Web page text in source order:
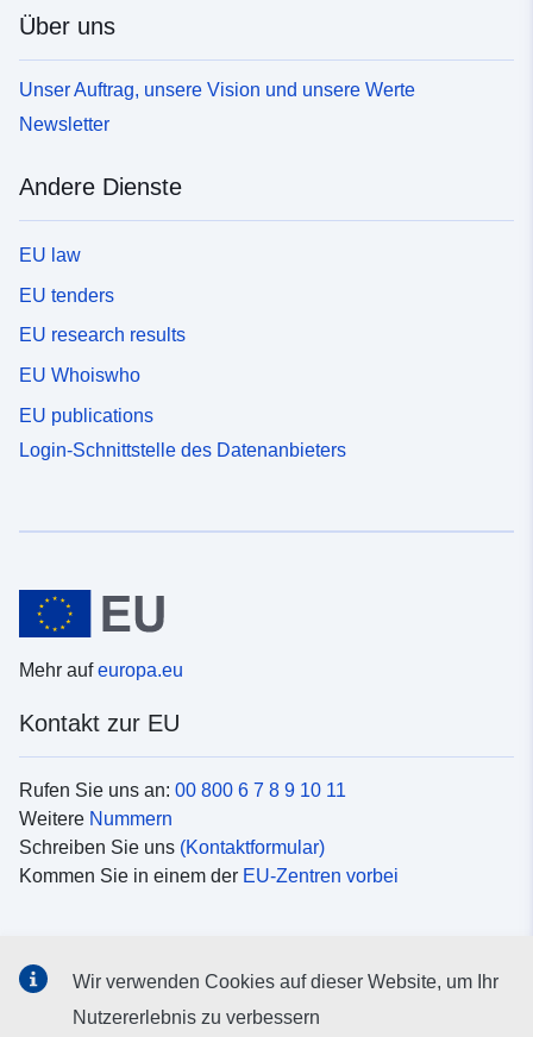
Über uns
Unser Auftrag, unsere Vision und unsere Werte
Newsletter
Andere Dienste
EU law
EU tenders
EU research results
EU Whoiswho
EU publications
Login-Schnittstelle des Datenanbieters
Mehr aufeuropa.eu
Kontakt zur EU
Rufen Sie uns an: 00 800 6 7 8 9 10 11
Weitere Nummern
Schreiben Sie uns (Kontaktformular)
Kommen Sie in einem der EU-Zentren vorbei
Suche nach EUSocial-Media-Kanäle
Wir verwenden Cookies auf dieser Website, um Ihr
Nutzererlebnis zu verbessern